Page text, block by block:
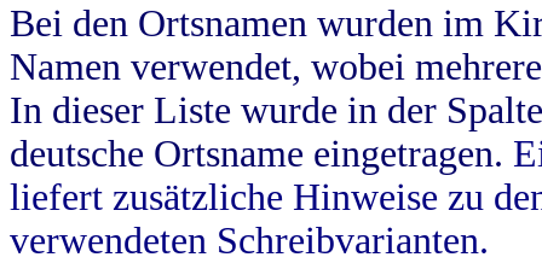
Bei den Ortsnamen wurden im
Namen verwendet, wobei
In dieser Liste wurde in der
deutsche Ortsname eingetragen.
liefert zusätzliche Hinweise zu
verwendeten Schreibvarianten.